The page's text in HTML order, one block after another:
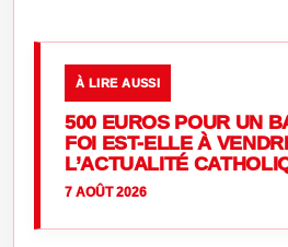
À LIRE AUSSI
500 EUROS POUR UN
FOI EST-ELLE À
L’ACTUALITÉ
7 AOÛT 2026